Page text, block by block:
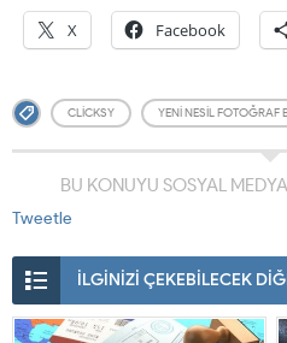
X Facebook
CLICKSY YENI NESIL FOTOĞRAF
BU KONUYU SOSYAL
Tweetle
İLGİNİZİ ÇEKEBİLECEK